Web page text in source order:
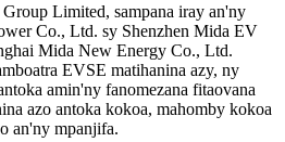
Limited, sampana iray an'ny
Co., Ltd. sy Shenzhen Mida EV
Mida New Energy Co., Ltd.
EVSE matihanina azy, ny
amin'ny fanomezana fitaovana
azo antoka kokoa, mahomby kokoa
an'ny mpanjifa.